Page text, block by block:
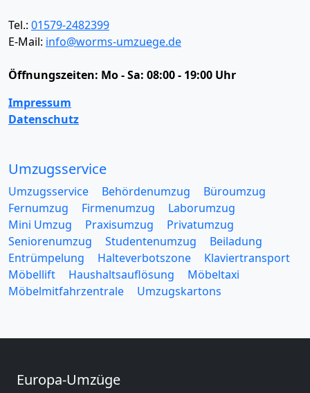
Tel.: 01579-2482399
E-Mail: info@worms-umzuege.de
Öffnungszeiten: Mo - Sa: 08:00 - 19:00 Uhr
Impressum
Datenschutz
Umzugsservice
Umzugsservice Behördenumzug
Büroumzug
Fernumzug
Firmenumzug
Laborumzug
Mini Umzug
Praxisumzug
Privatumzug
Seniorenumzug
Studentenumzug
Beiladung
Entrümpelung
Halteverbotszone
Klaviertransport
Möbellift
Haushaltsauflösung
Möbeltaxi
Möbelmitfahrzentrale
Umzugskartons
Europa-Umzüge